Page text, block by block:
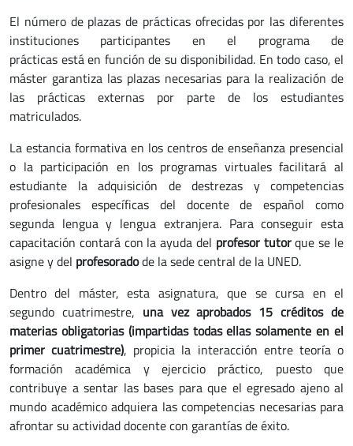
El número de plazas de prácticas ofrecidas por las diferentes
instituciones participantes en el programa de
prácticas está en función de su disponibilidad. En todo caso, el
máster garantiza las plazas necesarias para la realización de
las prácticas externas por parte de los estudiantes
matriculados.
La estancia formativa en los centros de enseñanza presencial
o la participación en los programas virtuales facilitará al
estudiante la adquisición de destrezas y competencias
profesionales específicas del docente de español como
segunda lengua y lengua extranjera. Para conseguir esta
capacitación contará con la ayuda del profesor tutorque se le
asigne y del profesoradode la sede central de la UNED.
Dentro del máster, esta asignatura, que se cursa en el
segundo cuatrimestre, una vez aprobados 15 créditos de
materias obligatorias (impartidas todas ellas solamente en el
primer cuatrimestre), propicia la interacción entre teoría o
formación académica y ejercicio práctico, puesto que
contribuye a sentar las bases para que el egresado ajeno al
mundo académico adquiera las competencias necesarias para
afrontar su actividad docente con garantías de éxito.